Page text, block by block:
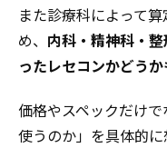
また診療科によって
め、 内科・精神科・
ったレセコンかどう
価格やスペックだけ
使うのか」を具体的